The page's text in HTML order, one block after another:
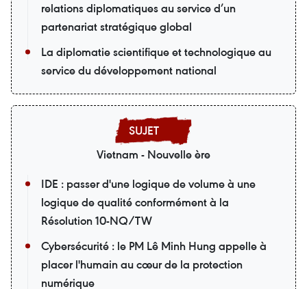
relations diplomatiques au service d’un
partenariat stratégique global
La diplomatie scientifique et technologique au
service du développement national
Vietnam - Nouvelle ère
IDE : passer d'une logique de volume à une
logique de qualité conformément à la
Résolution 10-NQ/TW
Cybersécurité : le PM Lê Minh Hung appelle à
placer l'humain au cœur de la protection
numérique